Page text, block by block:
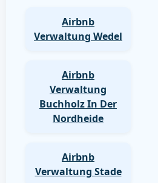
Airbnb
Verwaltung Wedel
Airbnb
Verwaltung
Buchholz In Der
Nordheide
Airbnb
Verwaltung Stade